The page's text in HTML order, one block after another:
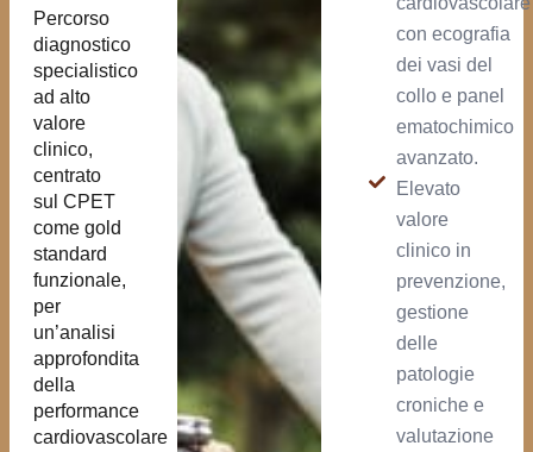
Percorso
diagnostico
specialistico
ad alto
valore
clinico,
centrato
sul CPET
come gold
standard
funzionale,
per
un’analisi
approfondita
della
performance
cardiovascolare
con ecografia
dei vasi del
collo e panel
ematochimico
avanzato.
Elevato
valore
clinico in
prevenzione,
gestione
delle
patologie
croniche e
valutazione